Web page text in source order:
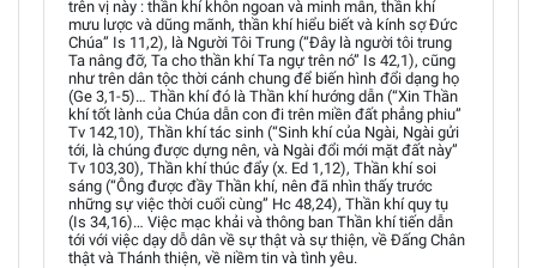
trên vị này : thần khí khôn ngoan và minh mẫn, thần khí
mưu lược và dũng mãnh, thần khí hiểu biết và kính sợ Đức
Chúa” Is 11,2), là Người Tôi Trung (“Đây là người tôi trung
Ta nâng đỡ, Ta cho thần khí Ta ngự trên nó” Is 42,1), cũng
như trên dân tộc thời cánh chung để biến hình đổi dạng họ
(Ge 3,1-5)… Thần khí đó là Thần khí hướng dẫn (“Xin Thần
khí tốt lành của Chúa dẫn con đi trên miền đất phẳng phiu”
Tv 142,10), Thần khí tác sinh (“Sinh khí của Ngài, Ngài gửi
tới, là chúng được dựng nên, và Ngài đổi mới mặt đất này”
Tv 103,30), Thần khí thúc đẩy (x. Ed 1,12), Thần khí soi
sáng (“Ông được đầy Thần khí, nên đã nhìn thấy trước
những sự việc thời cuối cùng” Hc 48,24), Thần khí quy tụ
(Is 34,16)… Việc mạc khải và thông ban Thần khí tiến dẫn
tới với việc dạy dỗ dân về sự thật và sự thiện, về Đấng Chân
thật và Thánh thiện, về niềm tin và tình yêu.